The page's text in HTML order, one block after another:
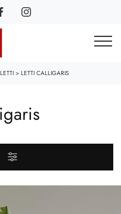
LETTI> LETTI CALLIGARIS